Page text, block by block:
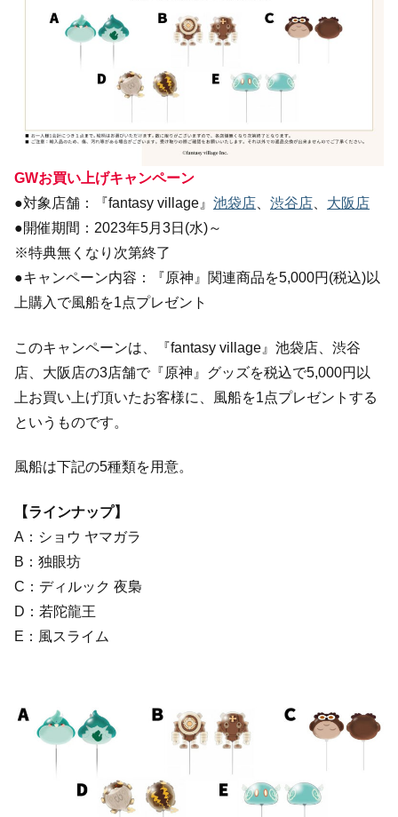
GWお買い上げキャンペーン
●対象店舗：『fantasy village』 池袋店、 渋谷店、 大阪店
●開催期間：2023年5月3日(水)～
※特典無くなり次第終了
●キャンペーン内容：『原神』関連商品を5,000円(税込)以
上購入で風船を1点プレゼント
このキャンペーンは、『fantasy village』池袋店、渋谷
店、大阪店の3店舗で『原神』グッズを税込で5,000円以
上お買い上げ頂いたお客様に、風船を1点プレゼントする
というものです。
風船は下記の5種類を用意。
【ラインナップ】
A：ショウ ヤマガラ
B：独眼坊
C：ディルック 夜梟
D：若陀龍王
E：風スライム